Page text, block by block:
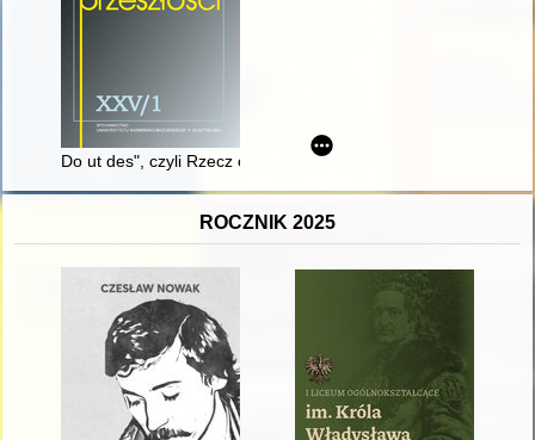
Do ut des", czyli Rzecz o darze w kontaktach wielkich mistrzów
ROCZNIK 2025